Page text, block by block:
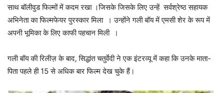
साथ बॉलीवुड फिल्मों में कदम रखा ।जिसके जिसके लिए उन्हें सर्वश्रेष्ठ सहायक
अभिनेता का फिल्मफेयर पुरस्कार मिला । उन्होंने गली बॉय में एमसी शेर के रूप में
अपनी भूमिका के लिए काफी पहचान मिली ।
गली बॉय की रिलीज़ के बाद, सिद्धांत चतुर्वेदी ने एक इंटरव्यू में कहा कि उनके माता-
पिता पहले ही 15 से अधिक बार फिल्म देख चुके हैं।